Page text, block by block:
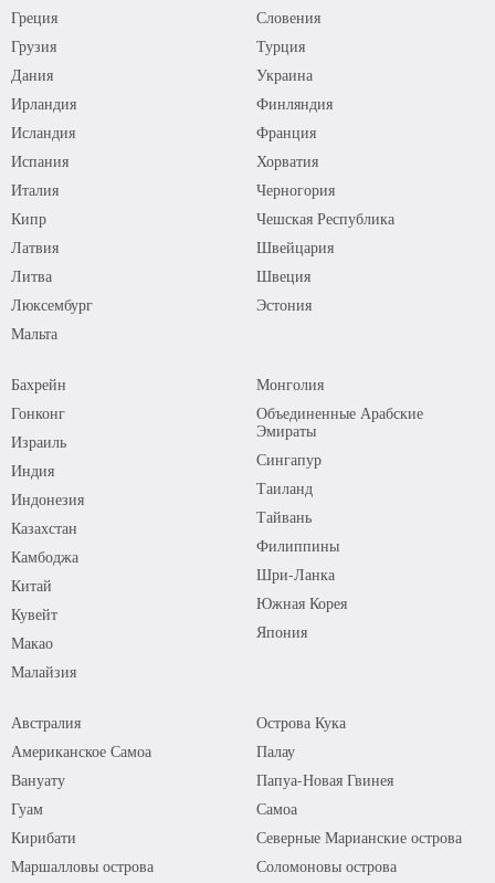
Греция
Грузия
Дания
Ирландия
Исландия
Испания
Италия
Кипр
Латвия
Литва
Люксембург
Мальта
Словения
Турция
Украина
Финляндия
Франция
Хорватия
Черногория
Чешская Республика
Швейцария
Швеция
Эстония
Бахрейн
Гонконг
Израиль
Индия
Индонезия
Казахстан
Камбоджа
Китай
Кувейт
Макао
Малайзия
Монголия
Объединенные Арабские
Эмираты
Сингапур
Таиланд
Тайвань
Филиппины
Шри-Ланка
Южная Корея
Япония
Австралия
Американское Самоа
Вануату
Гуам
Кирибати
Маршалловы острова
Острова Кука
Палау
Папуа-Новая Гвинея
Самоа
Северные Марианские острова
Соломоновы острова